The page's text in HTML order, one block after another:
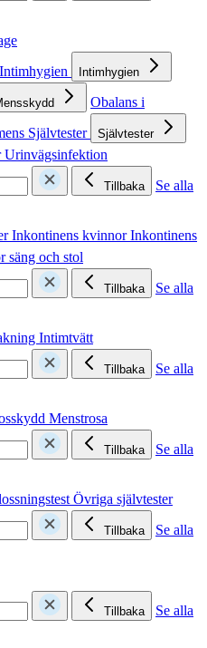
Intimhygien Intimhygien
Obalans i
Självtester Självtester
Urinvägsinfektion
Tillbaka
Se alla
Inkontinens kvinnorInkontinens
säng och stol
Tillbaka
Se alla
Intimtvätt
Tillbaka
Se alla
Menstrosa
Tillbaka
Se alla
Övriga självtester
Tillbaka
Se alla
Tillbaka
Se alla